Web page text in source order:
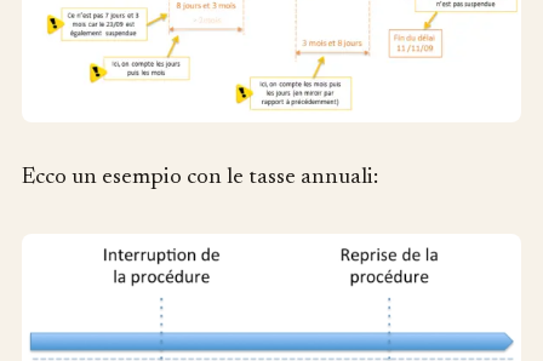
Ecco un esempio con le tasse annuali: